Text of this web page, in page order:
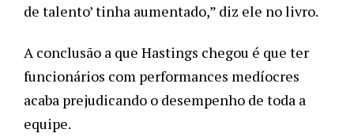
de talento’ tinha aumentado,” diz ele no livro.
A conclusão a que Hastings chegou é que ter
funcionários com performances medíocres
acaba prejudicando o desempenho de toda a
equipe.